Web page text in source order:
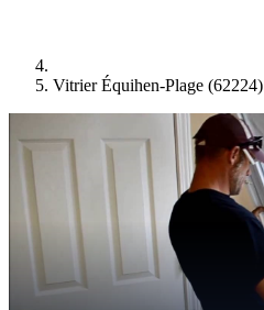
Vitrier Équihen-Plage (62224)